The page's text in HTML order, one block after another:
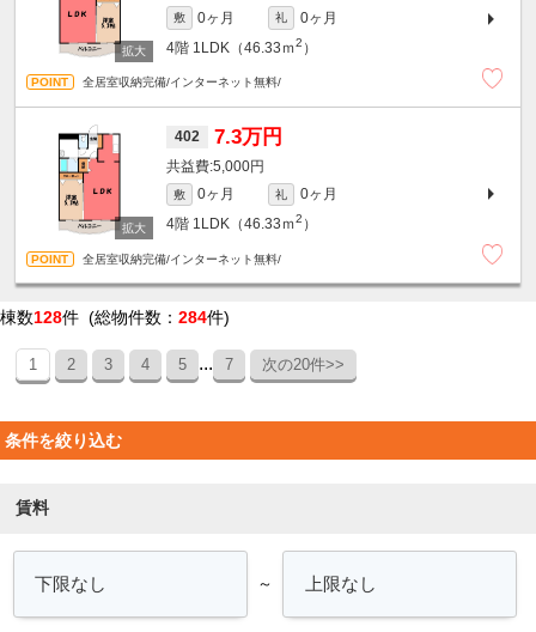
敷 0ヶ月 礼
0ヶ月
4階 1LDK（46.33ｍ2 ）
全居室収納完備/インターネット無料/
402 7.3万円
5,000円
敷 0ヶ月 礼
0ヶ月
4階 1LDK（46.33ｍ2 ）
全居室収納完備/インターネット無料/
棟数128件 (総物件数： 284件)
1 2 3 4 5 ... 7 次の20件>>
条件を絞り込む
賃料
～